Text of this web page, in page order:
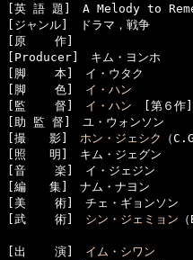
[英 語 題]　A Melody to
[ジャンル]　ドラマ，戦争
[原    作]
[Producer]　キム・ヨンホ
[脚    本]　イ・ウタク
[脚    色] イ・ハン
[監    督] イ・ハン [第６作]
[助 監 督]　ユ・ウォンソン
[撮　　影] ホン・ジェシク
（
[照　　明]　キム・ジェグン
[音    楽]　イ・ジェジン
[編　　集]　ナム・ナヨン
[美    術]　チェ・ギョンソン
[武    術] シン・ジェミョン
[出    演] イム・シワン →　